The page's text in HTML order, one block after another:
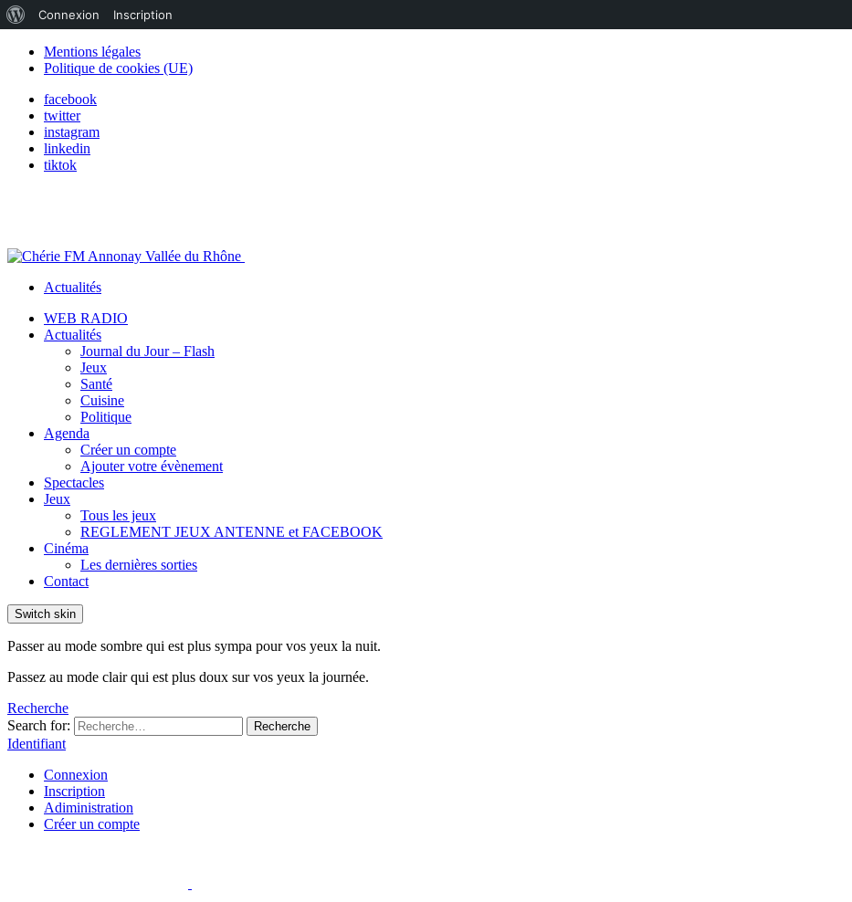
Mentions légales
Politique de cookies (UE)
facebook
twitter
instagram
linkedin
tiktok
Actualités
WEB RADIO
Actualités
Journal du Jour – Flash
Jeux
Santé
Cuisine
Politique
Agenda
Créer un compte
Ajouter votre évènement
Spectacles
Jeux
Tous les jeux
REGLEMENT JEUX ANTENNE et FACEBOOK
Cinéma
Les dernières sorties
Contact
Switch skin
Passer au mode sombre qui est plus sympa pour vos yeux la nuit.
Passez au mode clair qui est plus doux sur vos yeux la journée.
Recherche
Search for:
Recherche
Identifiant
Connexion
Inscription
Adiministration
Créer un compte
de
WordPress
Connexion Inscription